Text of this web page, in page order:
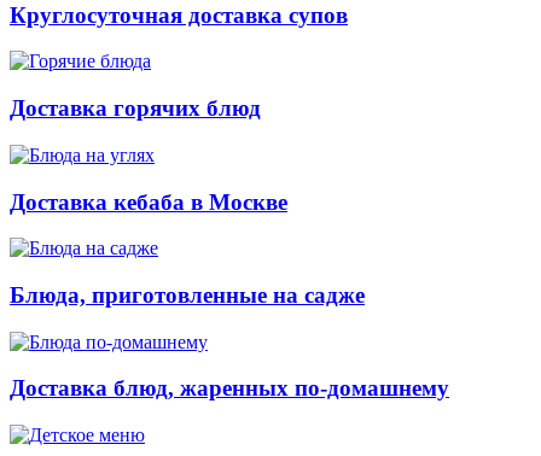
Круглосуточная доставка супов
Доставка горячих блюд
Доставка кебаба в Москве
Блюда, приготовленные на садже
Доставка блюд, жаренных по-домашнему